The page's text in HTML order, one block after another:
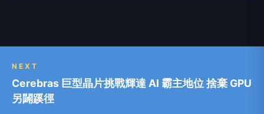
NEXT
Cerebras 巨型晶片挑戰輝達 AI 霸主地位 捨棄 GPU
另闢蹊徑